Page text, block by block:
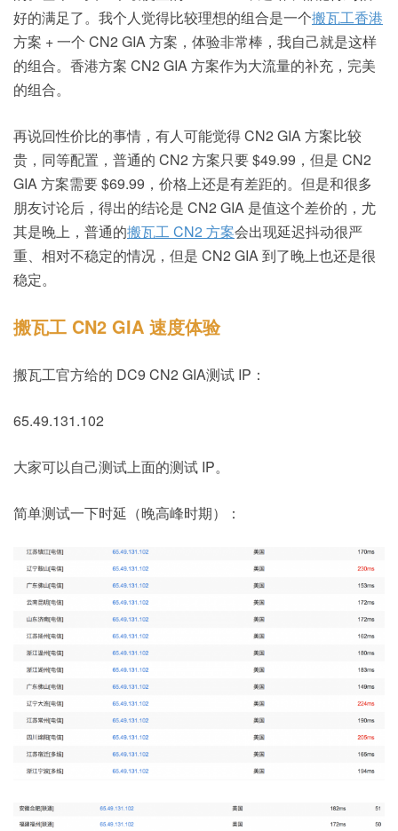
好的满足了。我个人觉得比较理想的组合是一个搬瓦工香港
方案 + 一个 CN2 GIA 方案，体验非常棒，我自己就是这样
的组合。香港方案 CN2 GIA 方案作为大流量的补充，完美
的组合。
再说回性价比的事情，有人可能觉得 CN2 GIA 方案比较
贵，同等配置，普通的 CN2 方案只要 $49.99，但是 CN2
GIA 方案需要 $69.99，价格上还是有差距的。但是和很多
朋友讨论后，得出的结论是 CN2 GIA 是值这个差价的，尤
其是晚上，普通的搬瓦工 CN2 方案会出现延迟抖动很严
重、相对不稳定的情况，但是 CN2 GIA 到了晚上也还是很
稳定。
搬瓦工 CN2 GIA 速度体验
搬瓦工官方给的 DC9 CN2 GIA测试 IP：
65.49.131.102
大家可以自己测试上面的测试 IP。
简单测试一下时延（晚高峰时期）：